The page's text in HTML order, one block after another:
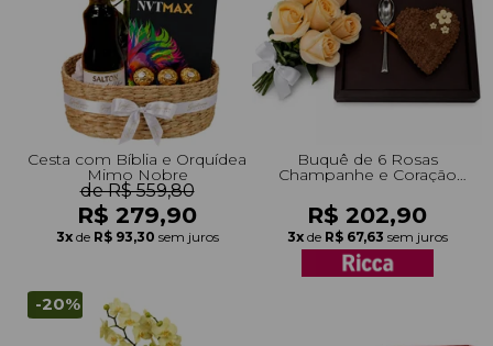
Cesta com Bíblia e Orquídea
Mimo Nobre
de R$ 559,80
R$ 279,90
3x de R$ 93,30 sem juros
Buquê de 6 Rosas
Champanhe e Coração
R$ 202,90
3x de R$ 67,63 sem juros
-20%